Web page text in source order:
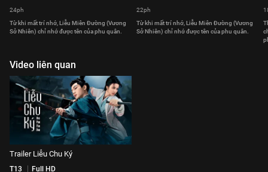
24ph
Từ khi mất trí nhớ, Liễu Miên Đường (Vương
Sở Nhiên) chỉ nhớ được tên của phu quân.
22ph
Từ khi mất trí nhớ, Liễu Miên Đường (Vương
Sở Nhiên) chỉ nhớ được tên của phu quân.
Video liên quan
Trailer Liễu Chu Ký
T13 Full HD